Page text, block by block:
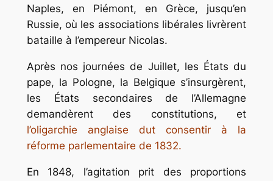
Naples, en Piémont, en Grèce, jusqu’en
Russie, où les associations libérales livrèrent
bataille à l’empereur Nicolas.
Après nos journées de Juillet, les États du
pape, la Pologne, la Belgique s’insurgèrent,
les États secondaires de l’Allemagne
demandèrent des constitutions, et
l’oligarchie anglaise dut consentir à la
réforme parlementaire de 1832.
En 1848, l’agitation prit des proportions